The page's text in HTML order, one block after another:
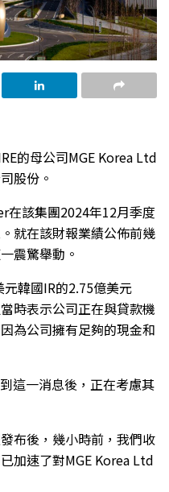
的母公司MGE Korea Ltd
股份。
在該集團2024年12月季度
就在該財報業績公佈前幾
震驚舉動。
韓國IR的2.75億美元
時表示公司正在與貸款機
為公司擁有足夠的現金和
這一消息後，正在考慮其
布後，幾小時前，我們收
加速了對MGE Korea Ltd